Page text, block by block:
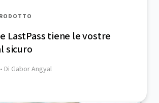
LastPass tiene le vostre
sicuro
• Di Gabor Angyal